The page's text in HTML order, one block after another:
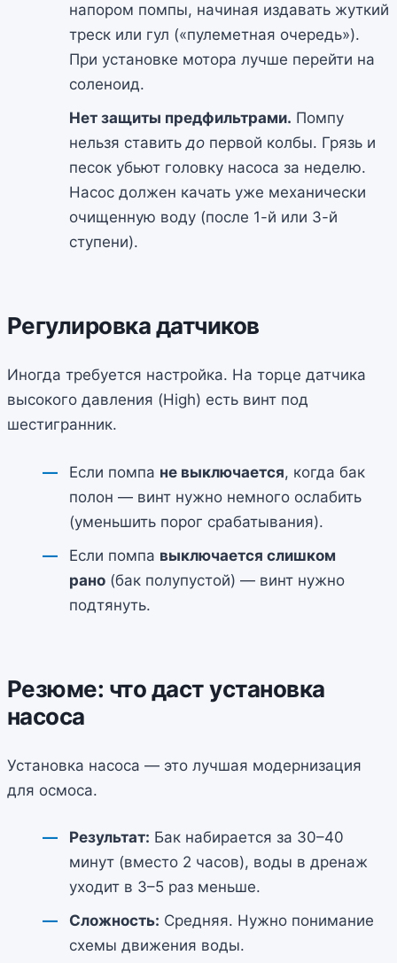
напором помпы, начиная издавать жуткий
треск или гул («пулеметная очередь»).
При установке мотора лучше перейти на
соленоид.
Нет защиты предфильтрами. Помпу
нельзя ставитьдо первой колбы. Грязь и
песок убьют головку насоса за неделю.
Насос должен качать уже механически
очищенную воду (после 1-й или 3-й
ступени).
Регулировка датчиков
Иногда требуется настройка. На торце датчика
высокого давления (High) есть винт под
шестигранник.
Если помпа не выключается, когда бак
полон — винт нужно немного ослабить
(уменьшить порог срабатывания).
Если помпа выключается слишком
рано (бак полупустой) — винт нужно
подтянуть.
Резюме: что даст установка
насоса
Установка насоса — это лучшая модернизация
для осмоса.
Результат: Бак набирается за 30–40
минут (вместо 2 часов), воды в дренаж
уходит в 3–5 раз меньше.
Сложность: Средняя. Нужно понимание
схемы движения воды.